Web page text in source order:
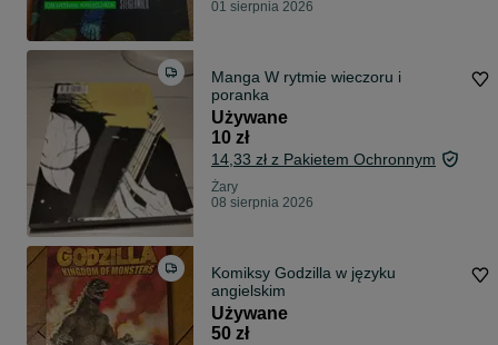
01 sierpnia 2026
Manga W rytmie wieczoru i
poranka
Używane
10 zł
14,33 zł z Pakietem Ochronnym
Żary
08 sierpnia 2026
Komiksy Godzilla w języku
angielskim
Używane
50 zł